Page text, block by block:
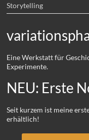
Storytelling
Eine Werkstatt für
Experimente.
NEU: Erste
Seit kurzem ist meine
erhältlich!